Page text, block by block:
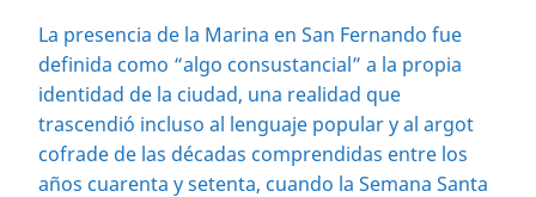
La presencia de la Marina en San Fernando fue
definida como “algo consustancial” a la propia
identidad de la ciudad, una realidad que
trascendió incluso al lenguaje popular y al argot
cofrade de las décadas comprendidas entre los
años cuarenta y setenta, cuando la Semana Santa